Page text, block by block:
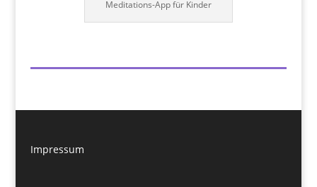
Meditations-App für Kinder
Impressum